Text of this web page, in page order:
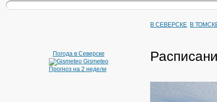
Погода в Северске
Gismeteo
Прогноз на 2 недели
В СЕВЕРСКЕ В